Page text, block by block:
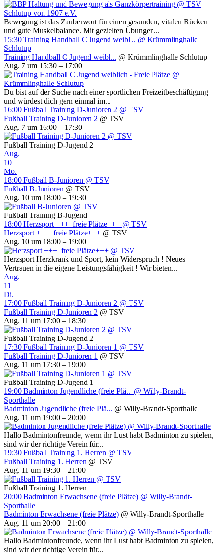
Bewegung ist das Zauberwort für einen gesunden, vitalen Rücken
und gute Muskelbalance. Mit gezielten Übungen...
15:30 Training Handball C Jugend weibl... @ Krümmlinghalle
Schlutup
Training Handball C Jugend weibl... @ Krümmlinghalle Schlutup
Aug. 7 um 15:30 – 17:00
Du bist auf der Suche nach einer sportlichen Freizeitbeschäftigung
und würdest dich gern einmal im...
16:00 Fußball Training D-Junioren 2 @ TSV
Fußball Training D-Junioren 2 @ TSV
Aug. 7 um 16:00 – 17:30
Fußball Training D-Jugend 2
Aug.
10
Mo.
18:00 Fußball B-Junioren @ TSV
Fußball B-Junioren @ TSV
Aug. 10 um 18:00 – 19:30
Fußball Training B-Jugend
18:00 Herzsport +++ freie Plätze+++ @ TSV
Herzsport +++ freie Plätze+++ @ TSV
Aug. 10 um 18:00 – 19:00
Herzsport Herzkrank und Sport, kein Widerspruch ! Neues
Vertrauen in die eigene Leistungsfähigkeit ! Wir bieten...
Aug.
11
Di.
17:00 Fußball Training D-Junioren 2 @ TSV
Fußball Training D-Junioren 2 @ TSV
Aug. 11 um 17:00 – 18:30
Fußball Training D-Jugend 2
17:30 Fußball Training D-Junioren 1 @ TSV
Fußball Training D-Junioren 1 @ TSV
Aug. 11 um 17:30 – 19:00
Fußball Training D-Jugend 1
19:00 Badminton Jugendliche (freie Plä... @ Willy-Brandt-
Sporthalle
Badminton Jugendliche (freie Plä... @ Willy-Brandt-Sporthalle
Aug. 11 um 19:00 – 20:00
Hallo Badmintonfreunde, wenn ihr Lust habt Badminton zu spielen,
sind wir der richtige Verein für...
19:30 Fußball Training 1. Herren @ TSV
Fußball Training 1. Herren @ TSV
Aug. 11 um 19:30 – 21:00
Fußball Training 1. Herren
20:00 Badminton Erwachsene (freie Plätze) @ Willy-Brandt-
Sporthalle
Badminton Erwachsene (freie Plätze) @ Willy-Brandt-Sporthalle
Aug. 11 um 20:00 – 21:00
Hallo Badmintonfreunde, wenn ihr Lust habt Badminton zu spielen,
sind wir der richtige Verein für...